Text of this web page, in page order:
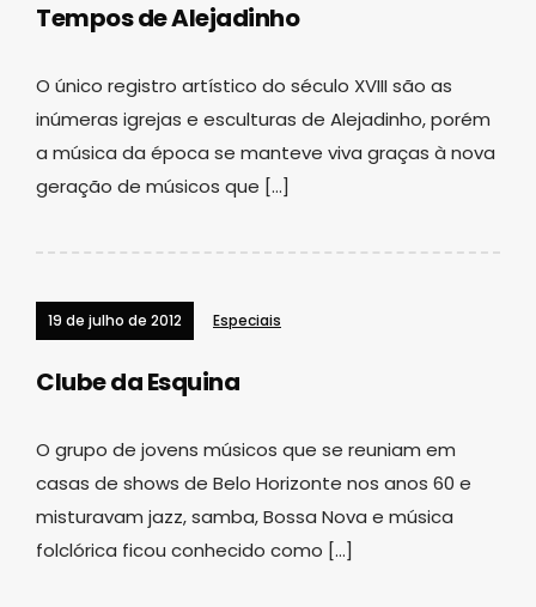
Tempos de Alejadinho
O único registro artístico do século XVIII são as
inúmeras igrejas e esculturas de Alejadinho, porém
a música da época se manteve viva graças à nova
geração de músicos que […]
19 de julho de 2012 Especiais
Clube da Esquina
O grupo de jovens músicos que se reuniam em
casas de shows de Belo Horizonte nos anos 60 e
misturavam jazz, samba, Bossa Nova e música
folclórica ficou conhecido como […]